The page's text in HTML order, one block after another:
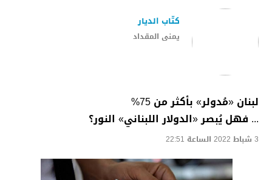
يمنى المقداد
كتّاب الديار
لبنان «مُدولر» بأكثر من 75%
... فهل يُبصر «الدولار اللبناني» النور؟
3 شباط 2022 الساعة 22:51